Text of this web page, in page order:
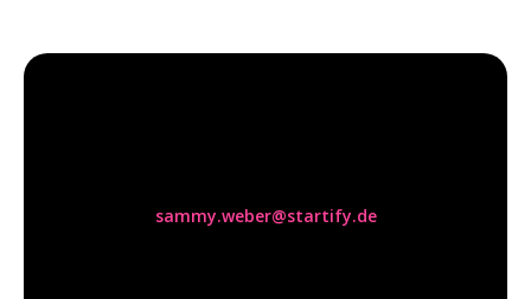
sammy.weber@startify.de